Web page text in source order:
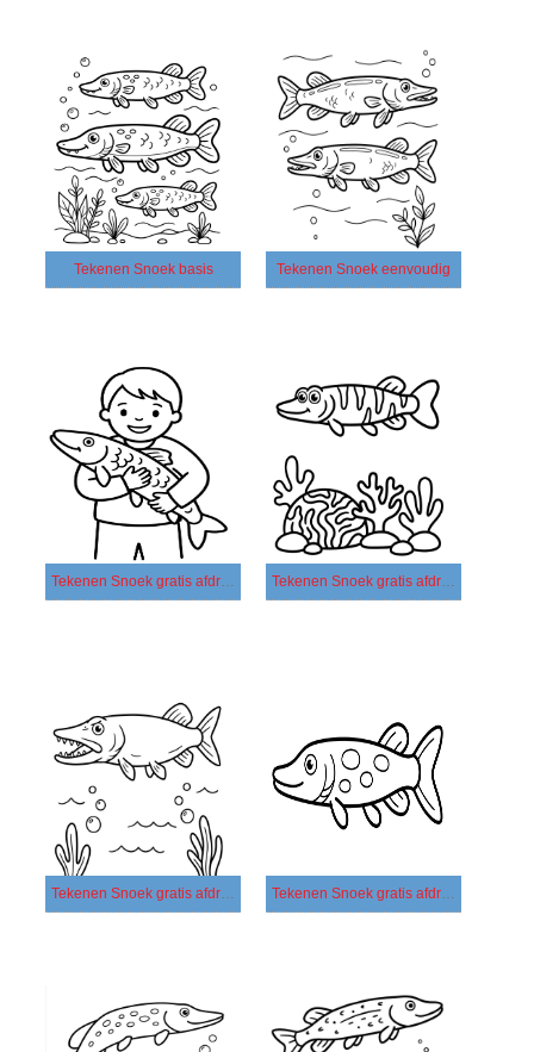
Tekenen Snoek basis Tekenen Snoek eenvoudig
Tekenen Snoek gratis afdrukbaar basis Tekenen Snoek gratis afdrukbaar eenvoudig
Tekenen Snoek gratis afdrukbaar simpel Tekenen Snoek gratis afdrukbaar